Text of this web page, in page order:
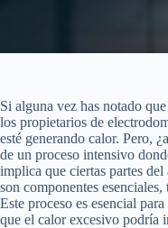
Si alguna vez has notado
los propietarios de
esté generando calor. Pero,
de un proceso intensivo
implica que ciertas partes del
son componentes
Este proceso es esencial
que el calor excesivo podría